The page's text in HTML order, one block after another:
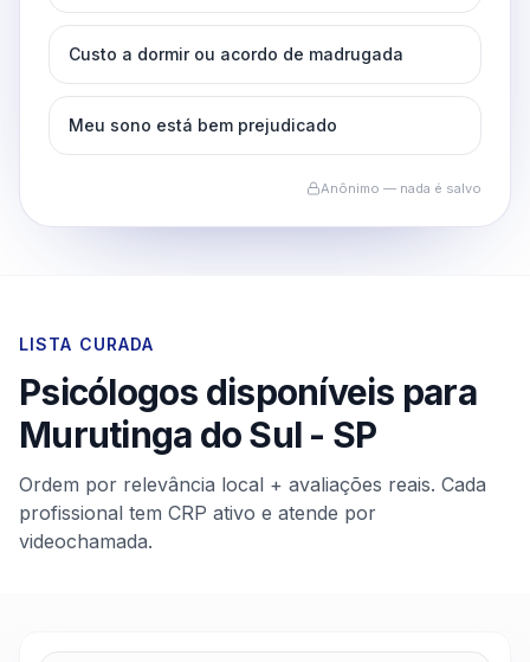
Custo a dormir ou acordo de madrugada
Meu sono está bem prejudicado
Anônimo — nada é salvo
LISTA CURADA
Psicólogos disponíveis para
Murutinga do Sul - SP
Ordem por relevância local + avaliações reais. Cada
profissional tem CRP ativo e atende por
videochamada.